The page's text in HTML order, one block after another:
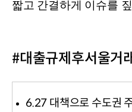
짧고 간결하게 이슈를
#대출규제후서울거
6.27 대책으로 수도권